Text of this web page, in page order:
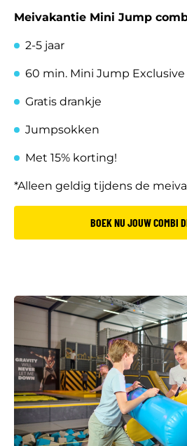
Meivakantie Mini Jump
2-5 jaar
60 min. Mini Jump Exclusive
Gratis drankje
Jumpsokken
Met 15% korting!
*Alleen geldig tijdens de
BOEK NU JOUW COMBI